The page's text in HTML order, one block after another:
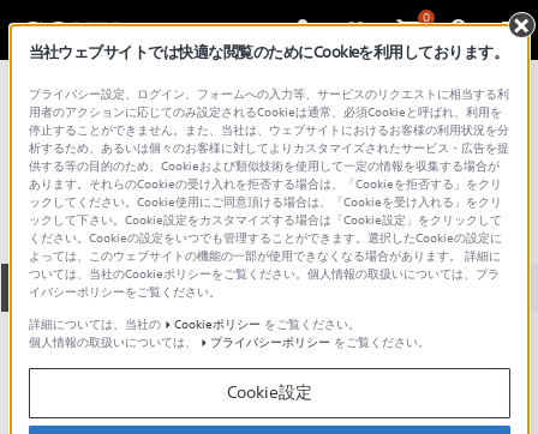
0
総合サポート・お問い合わせ アクセサリー （カメラ／ビデオカメラ）
ACC-TRMFD
全て ダウンロード 取扱説明書 Q&A
動画でサポートご利用にあたってのお願い
サポート動画をご利用の際にはソーシャ
ルメディア利用規約をご確認ください。
当社ウェブサイトでは快適な閲覧のためにCookieを利用しております。
プライバシー設定、ログイン、フォームへの入力等、サービスのリクエストに相当する利
用者のアクションに応じてのみ設定されるCookieは通常、必須Cookieと呼ばれ、利用を
停止することができません。また、当社は、ウェブサイトにおけるお客様の利用状況を分
析するため、あるいは個々のお客様に対してよりカスタマイズされたサービス・広告を提
供する等の目的のため、Cookieおよび類似技術を使用して一定の情報を収集する場合が
あります。それらのCookieの受け入れを拒否する場合は、「Cookieを拒否する」をクリ
ックしてください。Cookie使用にご同意頂ける場合は、「Cookieを受け入れる」をクリ
ックして下さい。Cookie設定をカスタマイズする場合は「Cookie設定」をクリックして
ください。Cookieの設定をいつでも管理することができます。選択したCookieの設定に
よっては、このウェブサイトの機能の一部が使用できなくなる場合があります。 詳細に
ついては、当社のCookieポリシーをご覧ください。個人情報の取扱いについては、プラ
イバシーポリシーをご覧ください。
詳細については、当社の
Cookieポリシー をご覧ください。
個人情報の取扱いについては、
プライバシーポリシー をご覧ください。
Cookie設定